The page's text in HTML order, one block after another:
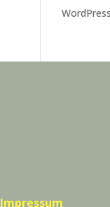
Impressum